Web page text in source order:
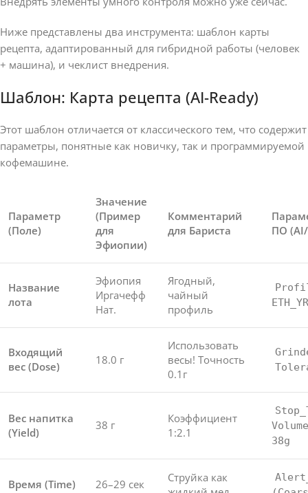
Ниже представлены два инструмента: шаблон карты
рецепта, адаптированный для гибридной работы (человек
+ машина), и чеклист внедрения.
Шаблон: Карта рецепта (AI-Ready)
Этот шаблон отличается от классического тем, что содержит
параметры, понятные как новичку, так и программируемой
кофемашине.
Параметр
(Поле)
Значение
(Пример
для
Эфиопии)
Комментарий
для Бариста
ПО
Название
лота
Эфиопия
Иргачефф
Нат.
Ягодный,
чайный
профиль
Входящий
вес (Dose)
18.0 г
Использовать
весы! Точность
0.1г
Вес напитка
(Yield)
38 г
Коэффициент
1:2.1
38g
Время (Time) 26–29 сек
Струйка как